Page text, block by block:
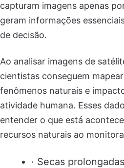
capturam imagens apenas
geram informações
de decisão.
Ao analisar imagens de
cientistas conseguem
fenômenos naturais e
atividade humana. Esses
entender o que está
recursos naturais ao
· Secas